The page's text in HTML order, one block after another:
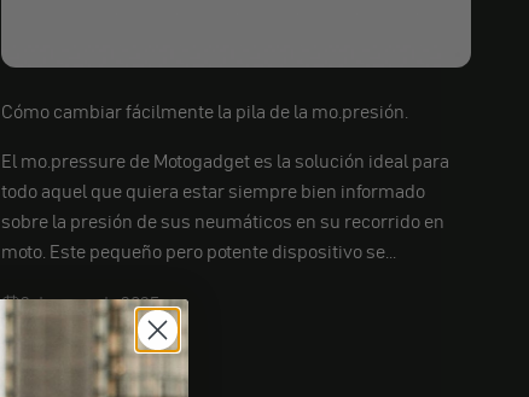
Cómo cambiar fácilmente la pila de la mo.presión.
El mo.pressure de Motogadget es la solución ideal para
todo aquel que quiera estar siempre bien informado
sobre la presión de sus neumáticos en su recorrido en
moto. Este pequeño pero potente dispositivo se...
2 de mayo de 2025